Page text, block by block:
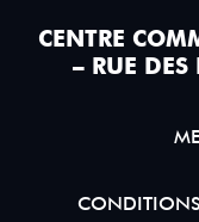
CENTRE
– RUE